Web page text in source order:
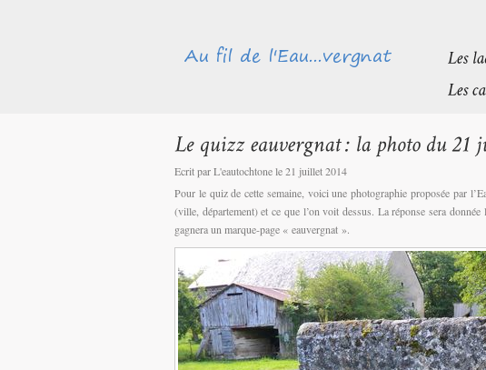
Ecrit par L'eautochtone le 21 juillet 2014
Pour le quiz de cette semaine, voici une photographie proposée par
(ville, département) et ce que l’on voit dessus. La réponse sera
gagnera un marque-page « eauvergnat ».